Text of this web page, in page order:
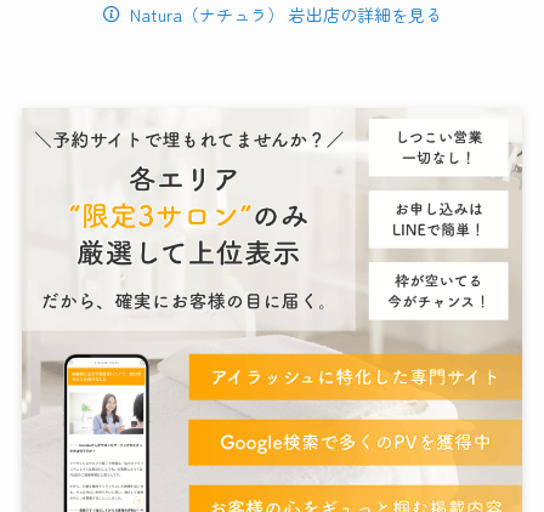
Natura（ナチュラ） 岩出店の詳細を見る